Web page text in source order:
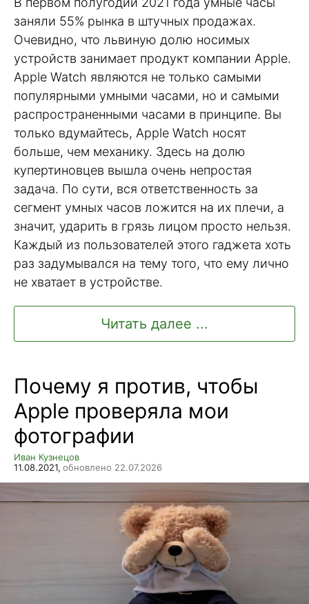
заняли 55% рынка в штучных продажах.
Очевидно, что львиную долю носимых
устройств занимает продукт компании Apple.
Apple Watch являются не только самыми
популярными умными часами, но и самыми
распространенными часами в принципе. Вы
только вдумайтесь, Apple Watch носят
больше, чем механику. Здесь на долю
купертиновцев вышла очень непростая
задача. По сути, вся ответственность за
сегмент умных часов ложится на их плечи, а
значит, ударить в грязь лицом просто нельзя.
Каждый из пользователей этого гаджета хоть
раз задумывался на тему того, что ему лично
не хватает в устройстве.
Читать далее ...
Почему я против, чтобы
Apple проверяла мои
фотографии
Иван Кузнецов
11.08.2021, обновлено 22.07.2026